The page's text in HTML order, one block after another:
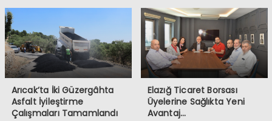
Arıcak’ta İki Güzergâhta
Asfalt İyileştirme
Çalışmaları Tamamlandı
Elazığ Ticaret Borsası
Üyelerine Sağlıkta Yeni
Avantaj…